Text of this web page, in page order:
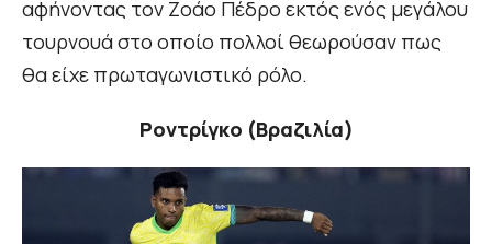
αφήνοντας τον Ζοάο Πέδρο εκτός ενός μεγάλου
τουρνουά στο οποίο πολλοί θεωρούσαν πως
θα είχε πρωταγωνιστικό ρόλο.
Ροντρίγκο (Βραζιλία)